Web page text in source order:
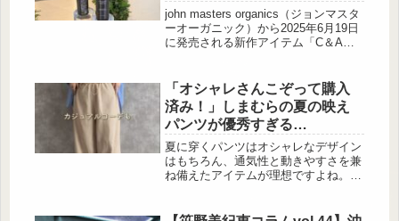
ポ
john masters organics（ジョンマスタ
ーオーガニック）から2025年6月19日
に発売される新作アイテム「C＆A薬
きるアイテムで、スカルプケアに力を
入れたい方は必見ですよ！john
masters organicsはこんなブランド
john masters organics（ジョンマスタ
ーオーガニック）は、オーガニック成
分を使用したアイテムを展開している
ナチュラルなブ...
「オシャレさんこぞって購入
済み！」しまむらの夏の映え
パンツが優秀すぎる…
夏に穿くパンツはオシャレなデザイン
はもちろん、通気性と動きやすさを兼
ね備えたアイテムが理想ですよね。そ
ルエットや柄物のアイテムまで勢揃い